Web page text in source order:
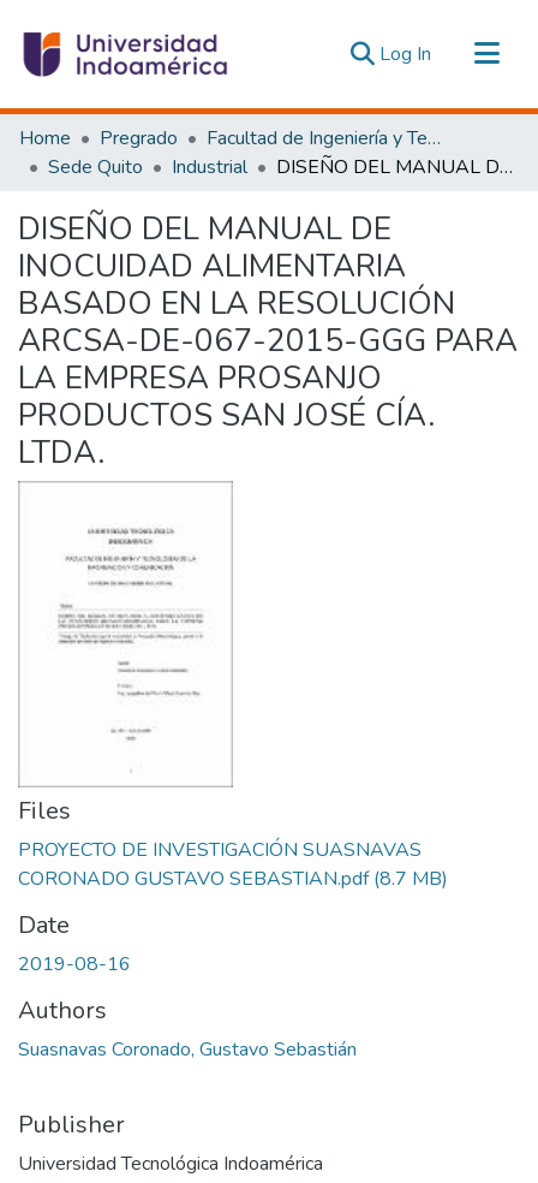
Log In (current)
Communities & Collections
All of DSpace
Statistics
Estadísticas Externas
Home Pregrado
Facultad de Ingeniería y Tecnologías de la Información y la Comunicación
Sede Quito
Industrial DISEÑO DEL MANUAL DE INOCUIDAD ALIMENTARIA BASADO EN LA RESOLUCIÓN ARCSA-DE-067-2015-GGG PARA LA EMPRESA PROSANJO PRODUCTOS SAN JOSÉ CÍA. LTDA.
DISEÑO DEL MANUAL DE
INOCUIDAD ALIMENTARIA
BASADO EN LA RESOLUCIÓN
ARCSA-DE-067-2015-GGG PARA
LA EMPRESA PROSANJO
PRODUCTOS SAN JOSÉ CÍA.
LTDA.
Files
PROYECTO DE INVESTIGACIÓN SUASNAVAS
CORONADO GUSTAVO SEBASTIAN.pdf(8.7 MB)
Date
2019-08-16
Authors
Suasnavas Coronado, Gustavo Sebastián
Publisher
Universidad Tecnológica Indoamérica